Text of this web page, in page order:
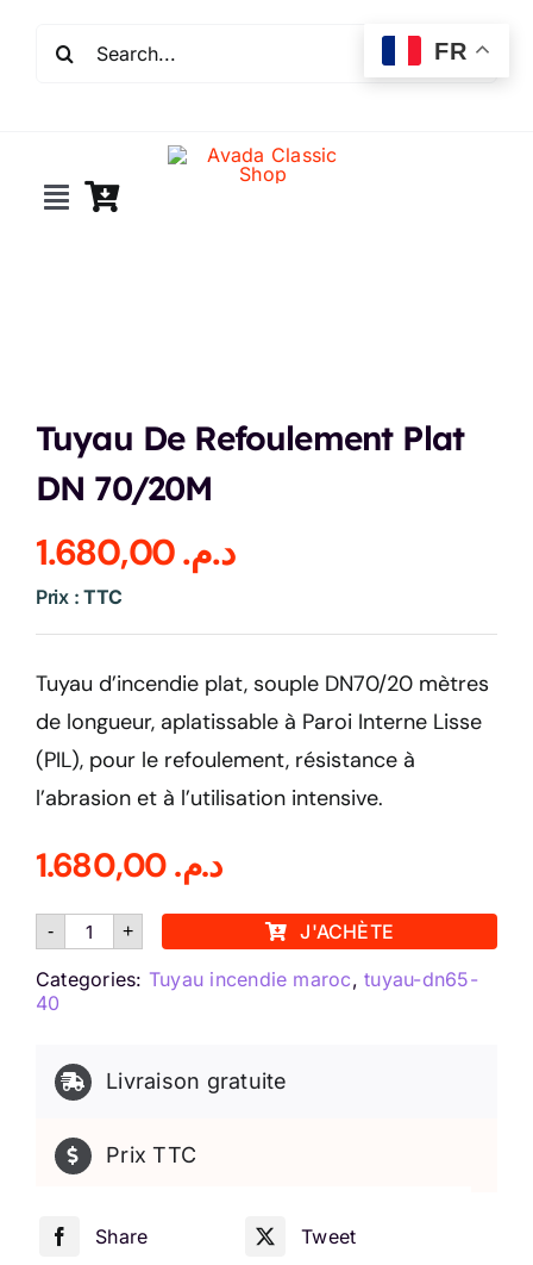
Toggle
Détection incendie
Tuyau De Refoulement Plat
DN 70/20M
د.م.1.680,00
Prix :TTC
Tuyau d’incendie plat, souple DN70/20 mètres
de longueur, aplatissable à Paroi Interne Lisse
(PIL), pour le refoulement, résistance à
l’abrasion et à l’utilisation intensive.
د.م.
- quantité
de
refoulement
+
J'ACHÈTE
Categories: Tuyau incendie maroc,tuyau-dn65-
40
Livraison gratuite
Prix TTC
Share Tweet
FR